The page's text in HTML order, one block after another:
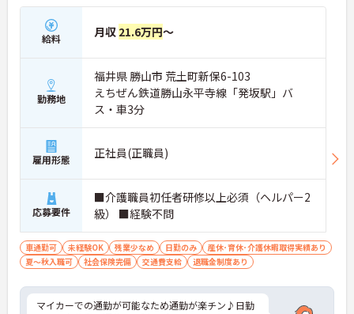
給料 月収 21.6万円～
勤務地
福井県 勝山市 荒土町新保6-103
えちぜん鉄道勝山永平寺線「発坂駅」バ
ス・車3分
雇用形態 正社員(正職員)
応募要件
■介護職員初任者研修以上必須（ヘルパー2
級） ■経験不問
車通勤可 未経験OK 残業少なめ 日勤のみ
産休･育休･介護休暇取得実績あり
夏～秋入職可
社会保険完備 交通費支給 退職金制度あり
マイカーでの通勤が可能なため通勤が楽チン♪日勤